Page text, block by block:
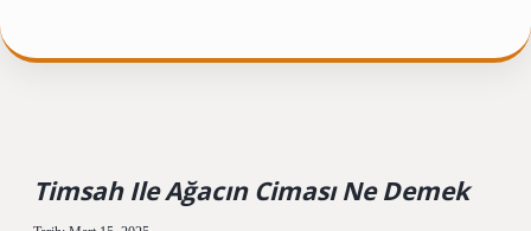
Timsah Ile Ağacın Ciması Ne Demek